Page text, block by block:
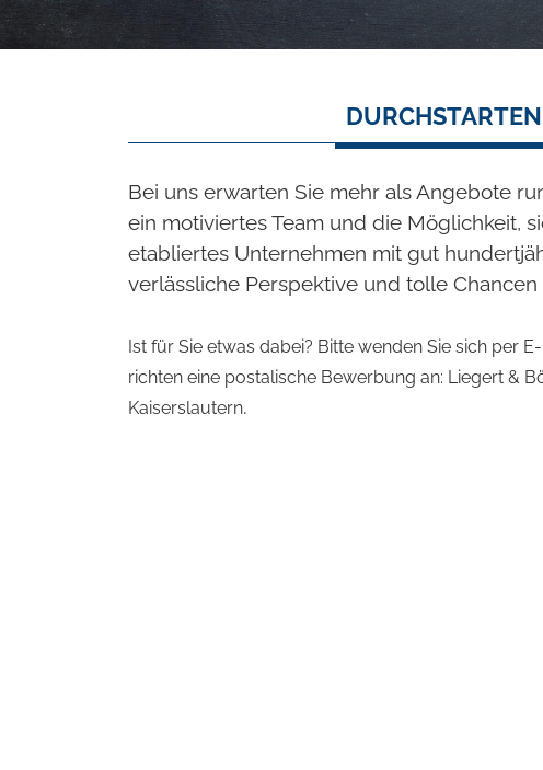
Bei uns erwarten Sie mehr als Angebote
ein motiviertes Team und die Möglichkeit,
etabliertes Unternehmen mit gut
verlässliche Perspektive und tolle
Ist für Sie etwas dabei? Bitte wenden Sie sich per
richten eine postalische Bewerbung an: Liegert &
Kaiserslautern.